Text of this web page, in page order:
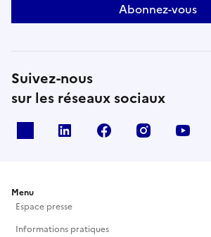
Abonnez-vous
Suivez-nous
sur les réseaux sociaux
Linkedin Facebook Instagram
Menu
Espace presse
Informations pratiques